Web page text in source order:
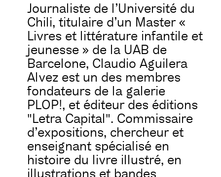
Journaliste de l’Université du
Chili, titulaire d’un Master «
Livres et littérature infantile et
jeunesse » de la UAB de
Barcelone, Claudio Aguilera
Alvez est un des membres
fondateurs de la galerie
PLOP!, et éditeur des éditions
"Letra Capital". Commissaire
d’expositions, chercheur et
enseignant spécialisé en
histoire du livre illustré, en